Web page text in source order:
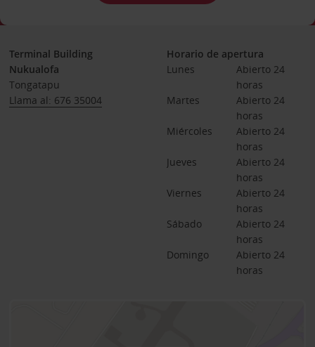
Terminal Building
Nukualofa
Tongatapu
Llama al: 676 35004
Horario de apertura
Lunes
Abierto 24
horas
Martes
Abierto 24
horas
Miércoles
Abierto 24
horas
Jueves
Abierto 24
horas
Viernes
Abierto 24
horas
Sábado
Abierto 24
horas
Domingo
Abierto 24
horas